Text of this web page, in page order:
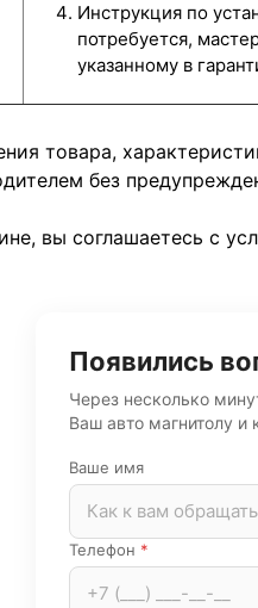
Инструкция по
потребуется,
указанному в
товара,
без
вы соглашаетесь с
Появились
Через несколько
Ваш авто магнитолу и
Ваше имя
Телефон *